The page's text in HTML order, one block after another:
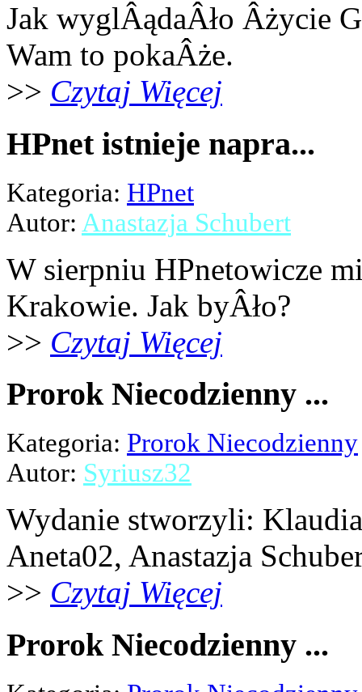
Jak wyglÂądaÂło Âżycie
Wam to pokaÂże.
>> Czytaj Więcej
HPnet istnieje napra...
Kategoria: HPnet
Autor: Anastazja Schubert
W sierpniu HPnetowicze
Krakowie. Jak byÂło?
>> Czytaj Więcej
Prorok Niecodzienny ...
Kategoria: Prorok Niecodzienny
Autor: Syriusz32
Wydanie stworzyli:
Aneta02, Anastazja
>> Czytaj Więcej
Prorok Niecodzienny ...